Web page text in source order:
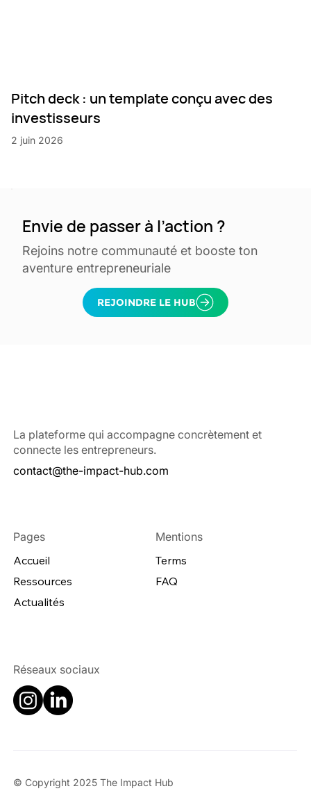
Pitch deck : un template conçu avec des
investisseurs
2 juin 2026
Envie de passer à l’action ?
Rejoins notre communauté et booste ton
aventure entrepreneuriale
Pages
Accueil
Ressources
Actualités
© Copyright 2025 The Impact Hub
La plateforme qui accompagne concrètement et
connecte les entrepreneurs.
contact@the-impact-hub.com
Mentions
Terms
FAQ
Réseaux sociaux